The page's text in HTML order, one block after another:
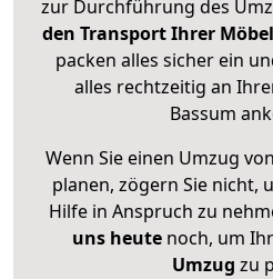
zur Durchführung des
den Transport Ihrer
packen alles sicher ein
alles rechtzeitig an
Bassum
Wenn Sie einen Umzug
planen, zögern Sie nicht,
Hilfe in Anspruch zu
uns heutenoch, um
Umzug zu